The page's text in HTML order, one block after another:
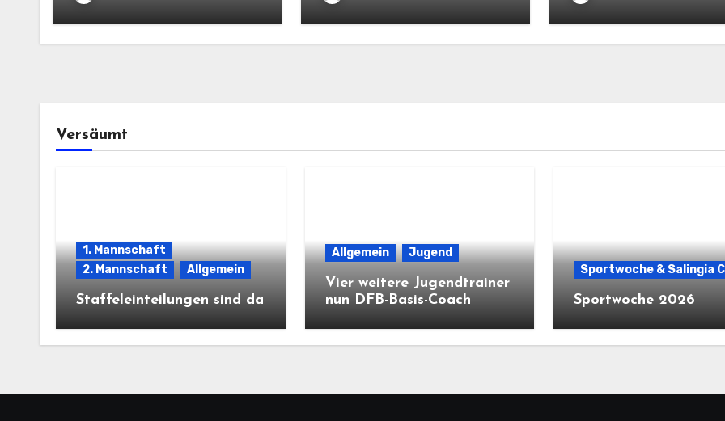
Versäumt
1. Mannschaft
2. Mannschaft
Allgemein
Staffeleinteilungen sind da
Allgemein Jugend
Vier weitere Jugendtrainer
nun DFB-Basis-Coach
Sportwoche & Salingia
Sportwoche 2026